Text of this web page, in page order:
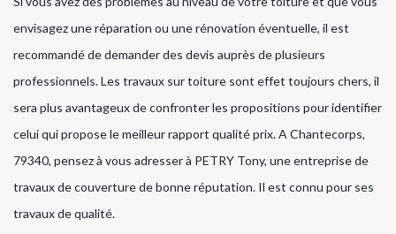
envisagez une réparation ou une rénovation éventuelle, il est
recommandé de demander des devis auprès de plusieurs
professionnels. Les travaux sur toiture sont effet toujours chers, il
sera plus avantageux de confronter les propositions pour identifier
celui qui propose le meilleur rapport qualité prix. A Chantecorps,
79340, pensez à vous adresser à PETRY Tony, une entreprise de
travaux de couverture de bonne réputation. Il est connu pour ses
travaux de qualité.